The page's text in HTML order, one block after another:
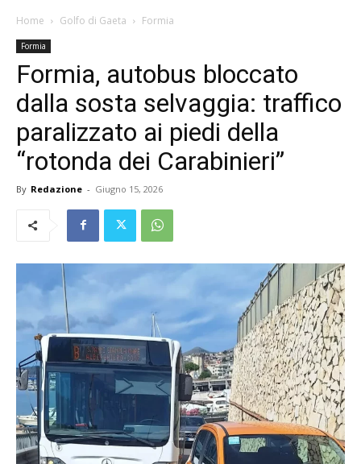
Home Golfo di Gaeta Formia
Formia
Formia, autobus bloccato
dalla sosta selvaggia: traffico
paralizzato ai piedi della
“rotonda dei Carabinieri”
By Redazione - Giugno 15, 2026